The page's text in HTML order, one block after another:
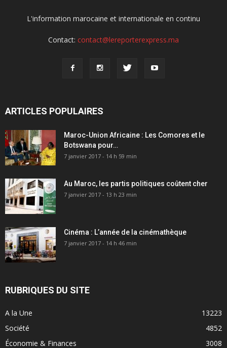
L'information marocaine et internationale en continu
Contact: contact@lereporterexpress.ma
ARTICLES POPULAIRES
Maroc-Union Africaine : Les Comores et le
Botswana pour…
7 janvier 2017 - 14 h 59 min
Au Maroc, les partis politiques coûtent cher
7 janvier 2017 - 13 h 23 min
Cinéma : L’année de la cinémathèque
7 janvier 2017 - 14 h 46 min
RUBRIQUES DU SITE
A la Une
13223
Société
4852
Économie & Finances
3008